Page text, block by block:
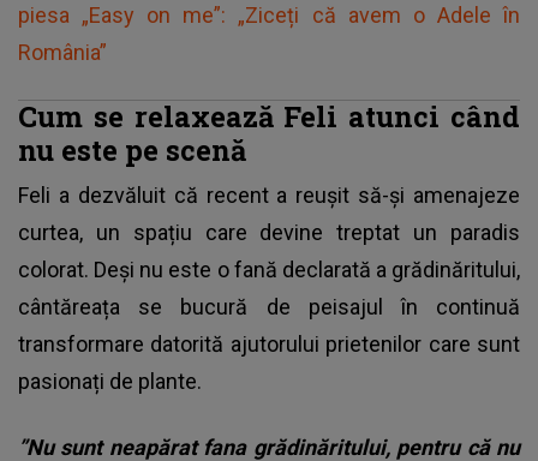
piesa „Easy on me”: „Ziceți că avem o Adele în
România”
Cum se relaxează Feli atunci când
nu este pe scenă
Feli a dezvăluit că recent a reușit să-și amenajeze
curtea, un spațiu care devine treptat un paradis
colorat. Deși nu este o fană declarată a grădinăritului,
cântăreața se bucură de peisajul în continuă
transformare datorită ajutorului prietenilor care sunt
pasionați de plante.
”Nu sunt neapărat fana grădinăritului, pentru că nu